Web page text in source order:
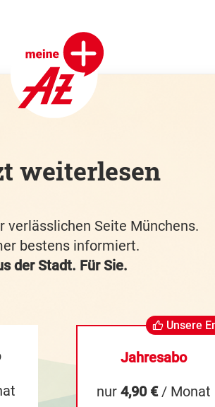
weiterlesen
verlässlichen Seite Münchens.
bestens informiert.
der Stadt. Für Sie.
Unsere
Jahresabo
nur4,90 €/ Monat